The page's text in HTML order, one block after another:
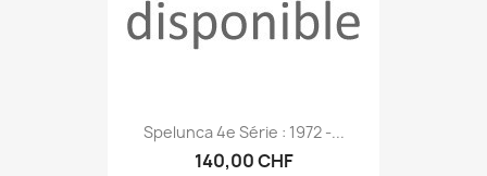
Spelunca 4e Série : 1972 -...
140,00 CHF